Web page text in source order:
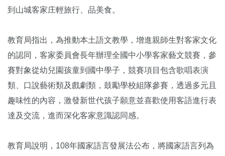
到山城客家庄輕旅行、品美食。
教育局指出，為推動本土語文教學，增進親師生對客家文化
的認同，客家委員會長年辦理全國中小學客家藝文競賽，參
賽對象從幼兒園孩童到國中學子，競賽項目包含歌唱表演
類、口說藝術類及戲劇類，鼓勵學校組隊參賽，透過多元且
趣味性的內容，激發新世代孩子願意並喜歡使用客語進行表
達及交流，進而深化客家意識認同感。
教育局說明，108年國家語言發展法公布，將國家語言列為